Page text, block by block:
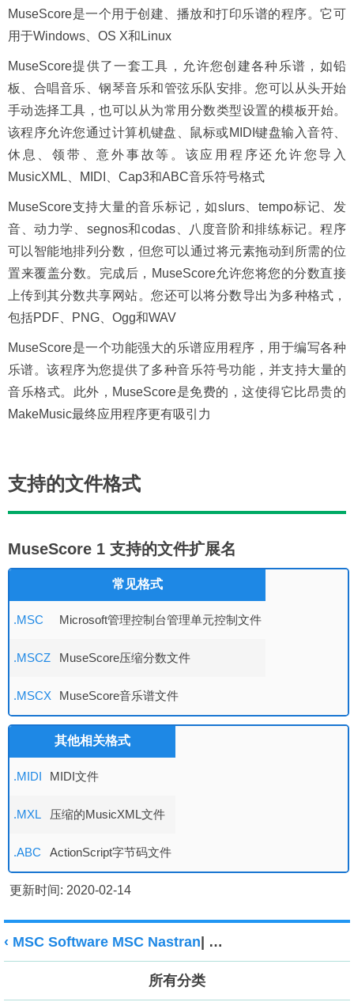
MuseScore是一个用于创建、播放和打印乐谱的程序。它可
用于Windows、OS X和Linux
MuseScore提供了一套工具，允许您创建各种乐谱，如铅
板、合唱音乐、钢琴音乐和管弦乐队安排。您可以从头开始
手动选择工具，也可以从为常用分数类型设置的模板开始。
该程序允许您通过计算机键盘、鼠标或MIDI键盘输入音符、
休息、领带、意外事故等。该应用程序还允许您导入
MusicXML、MIDI、Cap3和ABC音乐符号格式
MuseScore支持大量的音乐标记，如slurs、tempo标记、发
音、动力学、segnos和codas、八度音阶和排练标记。程序
可以智能地排列分数，但您可以通过将元素拖动到所需的位
置来覆盖分数。完成后，MuseScore允许您将您的分数直接
上传到其分数共享网站。您还可以将分数导出为多种格式，
包括PDF、PNG、Ogg和WAV
MuseScore是一个功能强大的乐谱应用程序，用于编写各种
乐谱。该程序为您提供了多种音乐符号功能，并支持大量的
音乐格式。此外，MuseScore是免费的，这使得它比昂贵的
MakeMusic最终应用程序更有吸引力
支持的文件格式
MuseScore 1 支持的文件扩展名
常见格式
.MSC Microsoft管理控制台管理单元控制文件
.MSCZ MuseScore压缩分数文件
.MSCX MuseScore音乐谱文件
其他相关格式
.MIDI MIDI文件
.MXL 压缩的MusicXML文件
.ABC ActionScript字节码文件
更新时间: 2020-02-14
‹ MSC Software MSC Nastran Myriad Harmony
所有分类